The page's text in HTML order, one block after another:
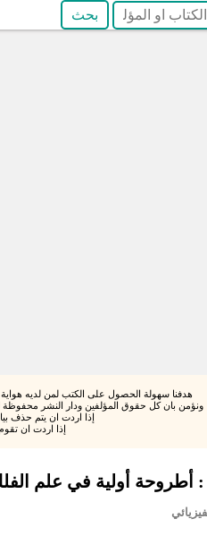
هدفنا سهولة الحصول على الكتب لمن لديه هواية
ونؤمن بان كل حقوق المؤلفين ودار النشر
إذا اردت ان يتم حذف
إذا اردت ان